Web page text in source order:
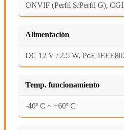
ONVIF (Perfil S/Perfil G),
Alimentación
DC 12 V / 2.5 W, PoE
Temp. funcionamiento
-40º C ~ +60º C